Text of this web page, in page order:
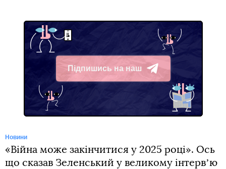
Підпишись на наш
Telegram
Новини
«Війна може закінчитися у 2025 році». Ось
що сказав Зеленський у великому інтервʼю